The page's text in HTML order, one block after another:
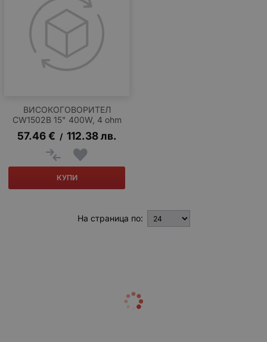
ВИСОКОГОВОРИТЕЛ
CW1502B 15" 400W, 4 ohm
57.46 € / 112.38 лв.
КУПИ
На страница по: